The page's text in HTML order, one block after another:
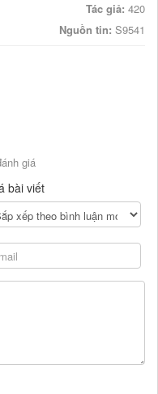
Tác giả: 420
Nguồn tin: S9541
giá
bài viết